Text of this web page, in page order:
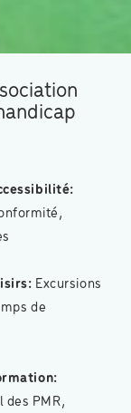
Excursions
de
PMR,